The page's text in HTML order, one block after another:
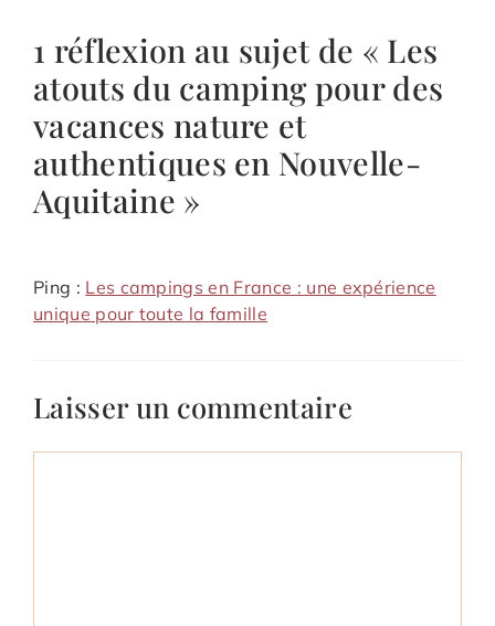
1 réflexion au sujet de « Les
atouts du camping pour des
vacances nature et
authentiques en Nouvelle-
Aquitaine »
Ping : Les campings en France : une expérience
unique pour toute la famille
Laisser un commentaire